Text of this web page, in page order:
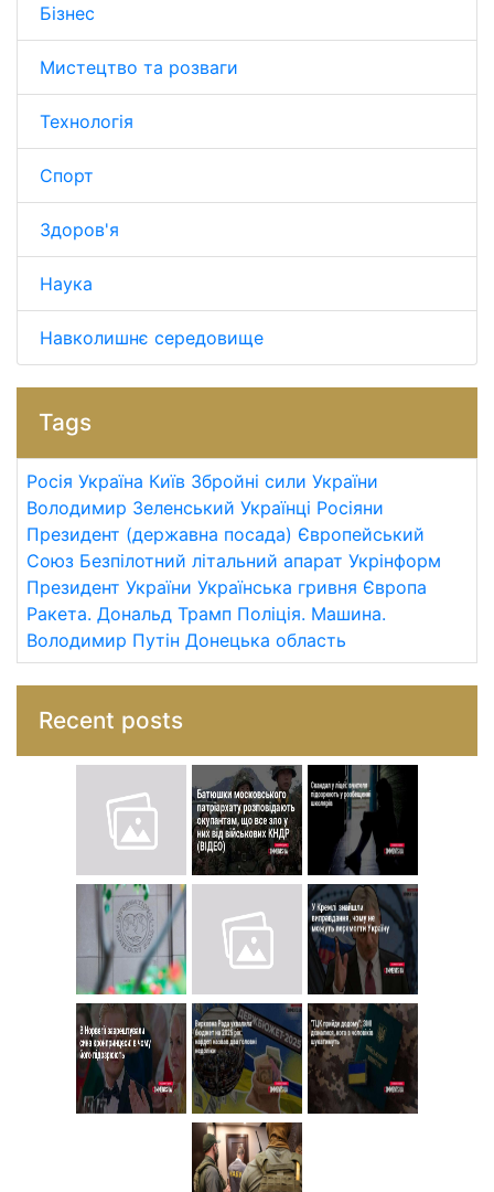
Бізнес
Мистецтво та розваги
Технологія
Спорт
Здоров'я
Наука
Навколишнє середовище
Tags
Росія Україна Київ Збройні сили України
Володимир Зеленський Українці Росіяни
Президент (державна посада) Європейський
Союз Безпілотний літальний апарат Укрінформ
Президент України Українська гривня Європа
Ракета. Дональд Трамп Поліція. Машина.
Володимир Путін Донецька область
Recent posts